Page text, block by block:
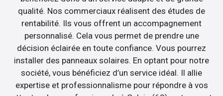
qualité. Nos commerciaux réalisent des études de
rentabilité. Ils vous offrent un accompagnement
personnalisé. Cela vous permet de prendre une
décision éclairée en toute confiance. Vous pourrez
installer des panneaux solaires. En optant pour notre
société, vous bénéficiez d’un service idéal. Il allie
expertise et professionnalisme pour répondre à vos